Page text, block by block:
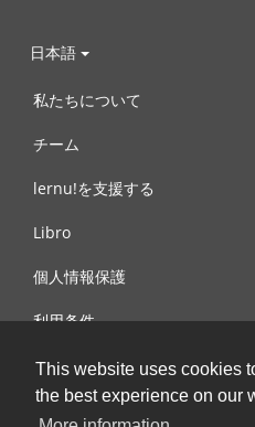
This website uses cookies
the best experience on our
日本語
私たちについて
チーム
lernu!を支援する
Libro
個人情報保護
利用条件
お問合せ